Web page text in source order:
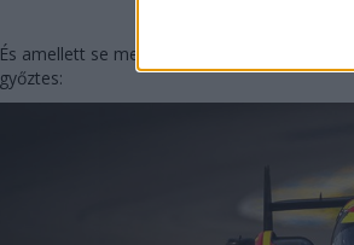
És amellett se menjünk el szó nélkül
győztes: